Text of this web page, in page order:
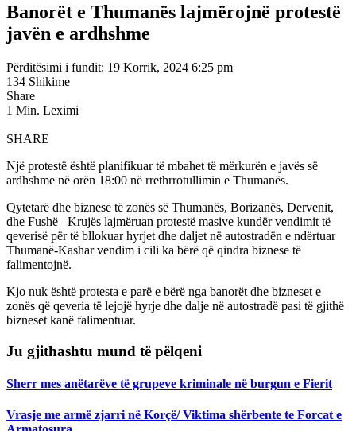
Banorët e Thumanës lajmërojnë protestë
javën e ardhshme
Përditësimi i fundit: 19 Korrik, 2024 6:25 pm
134 Shikime
Share
1 Min. Leximi
SHARE
Një protestë është planifikuar të mbahet të mërkurën e javës së
ardhshme në orën 18:00 në rrethrrotullimin e Thumanës.
Qytetarë dhe biznese të zonës së Thumanës, Borizanës, Dervenit,
dhe Fushë –Krujës lajmëruan protestë masive kundër vendimit të
qeverisë për të bllokuar hyrjet dhe daljet në autostradën e ndërtuar
Thumanë-Kashar vendim i cili ka bërë që qindra biznese të
falimentojnë.
Kjo nuk është protesta e parë e bërë nga banorët dhe bizneset e
zonës që qeveria të lejojë hyrje dhe dalje në autostradë pasi të gjithë
bizneset kanë falimentuar.
Ju gjithashtu mund të pëlqeni
Sherr mes anëtarëve të grupeve kriminale në burgun e Fierit
Vrasje me armë zjarri në Korçë/ Viktima shërbente te Forcat e